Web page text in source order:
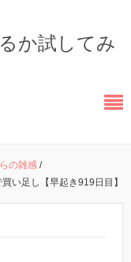
か試してみ
の雑感 /
い足し【早起き919日目】